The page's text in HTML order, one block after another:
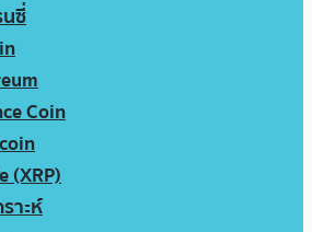
นซี่
Coin
(XRP)
าะห์